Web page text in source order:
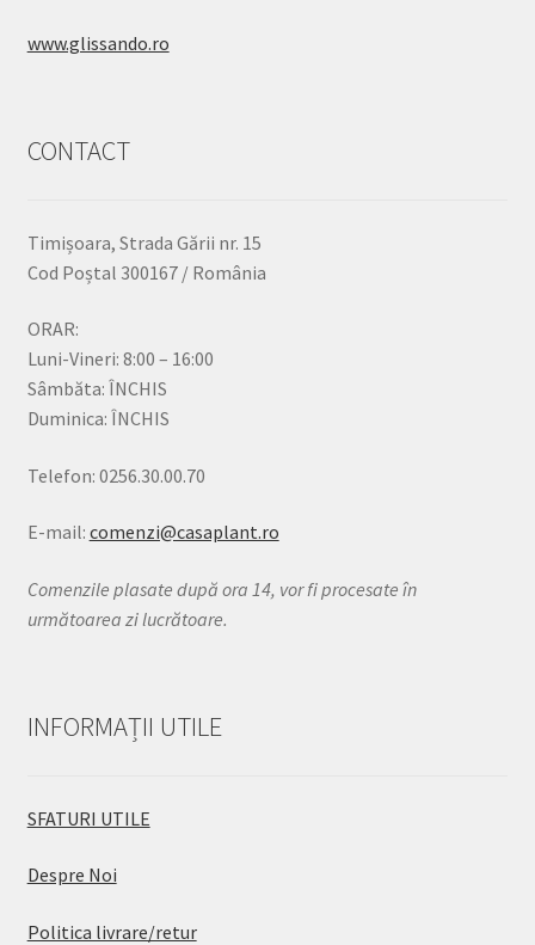
www.glissando.ro
CONTACT
Timișoara, Strada Gării nr. 15
Cod Poștal 300167 / România
ORAR:
Luni-Vineri: 8:00 – 16:00
Sâmbăta: ÎNCHIS
Duminica: ÎNCHIS
Telefon: 0256.30.00.70
E-mail: comenzi@casaplant.ro
Comenzile plasate după ora 14, vor fi procesate în
următoarea zi lucrătoare.
INFORMAȚII UTILE
SFATURI UTILE
Despre Noi
Politica livrare/retur